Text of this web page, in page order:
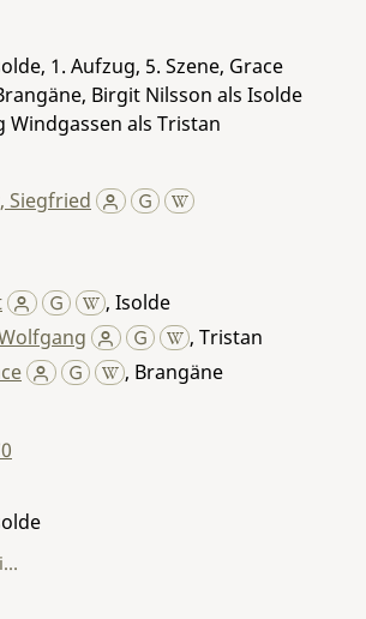
1. Aufzug, 5. Szene, Grace
Birgit Nilsson als Isolde
Windgassen als Tristan
Siegfried
, Isolde
, Tristan
, Brangäne
Aufführungszeitraum